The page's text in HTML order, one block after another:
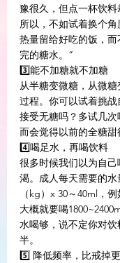
豫很久，但点一杯饮料
所以，不如试着换个
热量留给好吃的饭，
完的糖水。”
3️⃣能不加糖就不加糖
从半糖变微糖，从微
过程。你可以试着挑
接受无糖吗？多试几
而会觉得以前的全糖甜
4️⃣喝足水，再喝饮料
很多时候我们以为自
渴。成人每天需要的
（kg）x 30～40ml，
大概就要喝
水喝够，说不定你对
半。
5️⃣ 降低频率，比戒掉